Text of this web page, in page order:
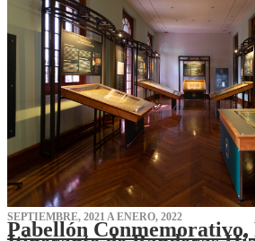
SEPTIEMBRE, 2021 A ENERO, 2022
Pabellón Conmemorativo,